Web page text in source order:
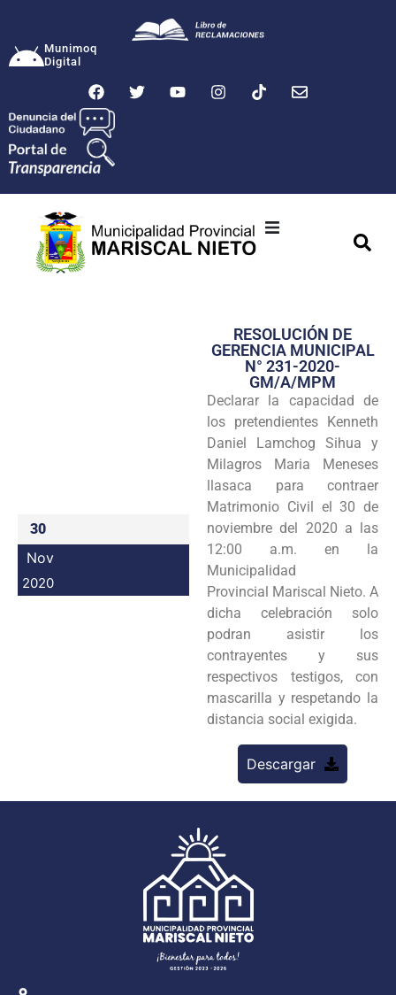
Munimoq
Digital
Transparencia
Seguridad
Programas
Intranet
30
Nov
2020
RESOLUCIÓN DE
GERENCIA MUNICIPAL
N° 231-2020-
GM/A/MPM
Declarar la capacidad de
los pretendientes Kenneth
Daniel Lamchog Sihua y
Milagros Maria Meneses
llasaca para contraer
Matrimonio Civil el 30 de
noviembre del 2020 a las
12:00 a.m. en la
Municipalidad
Provincial Mariscal Nieto. A
dicha celebración solo
podran asistir los
contrayentes y sus
respectivos testigos, con
mascarilla y respetando la
distancia social exigida.
Descargar